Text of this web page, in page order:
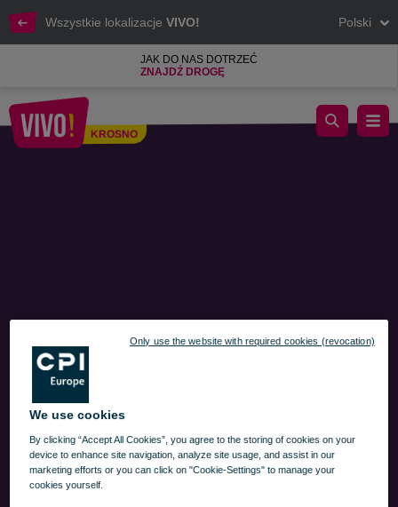
Wszystkie lokalizacje VIVO! Polski
JAK DO NAS DOTRZEĆ
ZNAJDŹ DROGĘ
KROSNO
„Opowieść o magii” - pokaz iluzji w wykonaniu TeatruO!
We use cookies
By clicking “Accept All Cookies”, you agree to the storing of cookies on your
device to enhance site navigation, analyze site usage, and assist in our
marketing efforts or you can click on "Cookie-Settings" to manage your
cookies yourself.
Only use the website with required cookies (revocation)